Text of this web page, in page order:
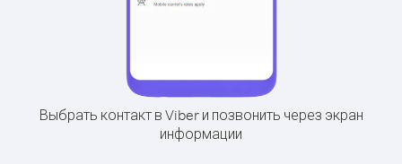
Выбрать контакт в Viber и позвонить через экран
информации